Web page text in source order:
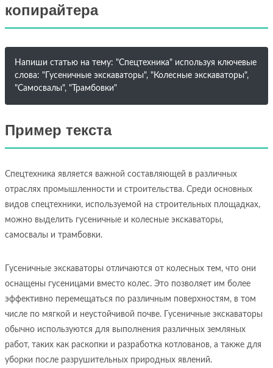
копирайтера
Напиши статью на тему: "Спецтехника" используя ключевые
слова: "Гусеничные экскаваторы", "Колесные экскаваторы",
"Самосвалы", "Трамбовки"
Пример текста
Спецтехника является важной составляющей в различных
отраслях промышленности и строительства. Среди основных
видов спецтехники, используемой на строительных площадках,
можно выделить гусеничные и колесные экскаваторы,
самосвалы и трамбовки.
Гусеничные экскаваторы отличаются от колесных тем, что они
оснащены гусеницами вместо колес. Это позволяет им более
эффективно перемещаться по различным поверхностям, в том
числе по мягкой и неустойчивой почве. Гусеничные экскаваторы
обычно используются для выполнения различных земляных
работ, таких как раскопки и разработка котлованов, а также для
уборки после разрушительных природных явлений.